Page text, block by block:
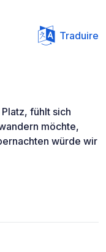
Traduire
fühlt sich
möchte,
würde wir